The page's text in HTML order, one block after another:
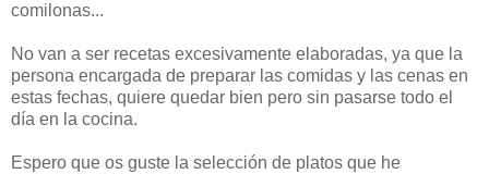
comilonas...
No van a ser recetas excesivamente elaboradas, ya que la
persona encargada de preparar las comidas y las cenas en
estas fechas, quiere quedar bien pero sin pasarse todo el
día en la cocina.
Espero que os guste la selección de platos que he